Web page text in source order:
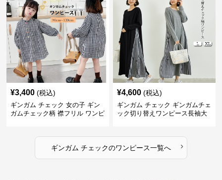
¥3,400 (税込)
ギンガム チェック 女の子 ギン
ガムチェック柄 襟フリル ワンピ
¥4,600 (税込)
ギンガム チェック ギンガムチェ
ック切り替えワンピース長袖大
ギンガム チェックのワンピース一覧へ ›